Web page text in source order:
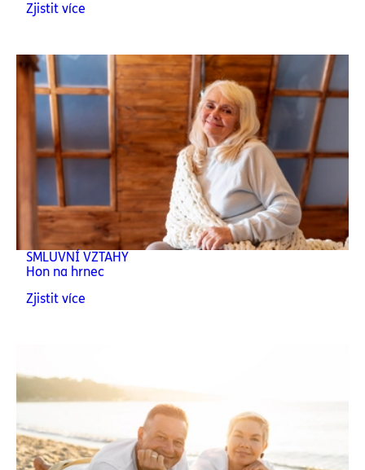
Zjistit více
SMLUVNÍ VZTAHY
Hon na hrnec
Zjistit více